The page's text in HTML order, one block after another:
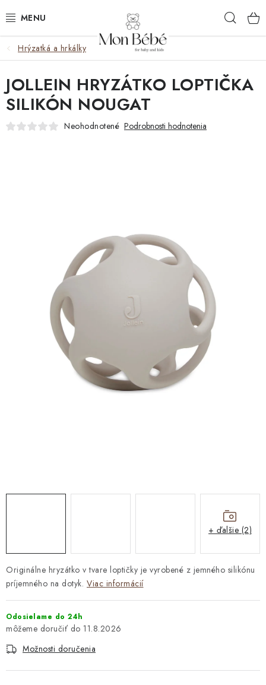
na
ZĽAVY
OBLEČENIE
VÝBAVA
DARČEKOVÉ BOXY
DARČEKOVÉ BOXY
Všeobecné obchodné podmienky
Blog
Reklamačný poriadok
Podmienky ochrany osobných údajov a poučenie o cookies
Formulár na odstúpenie od zmluvy
Reklamačný formulár
Hrýzatká a hrkálky
Originálne hryzátko v tvare loptičky je vyrobené z jemného silikónu
príjemného na dotyk. Viac informácií
Odosielame do 24h
11.8.2026
Možnosti doručenia
JOLLEIN HRYZÁTKO LOPTIČKA
SILIKÓN NOUGAT
Neohodnotené Podrobnosti hodnotenia
+ ďalšie (2)